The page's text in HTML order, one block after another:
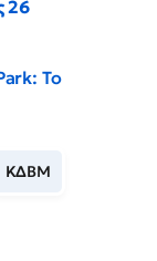
26
Το
ΚΔΒΜ